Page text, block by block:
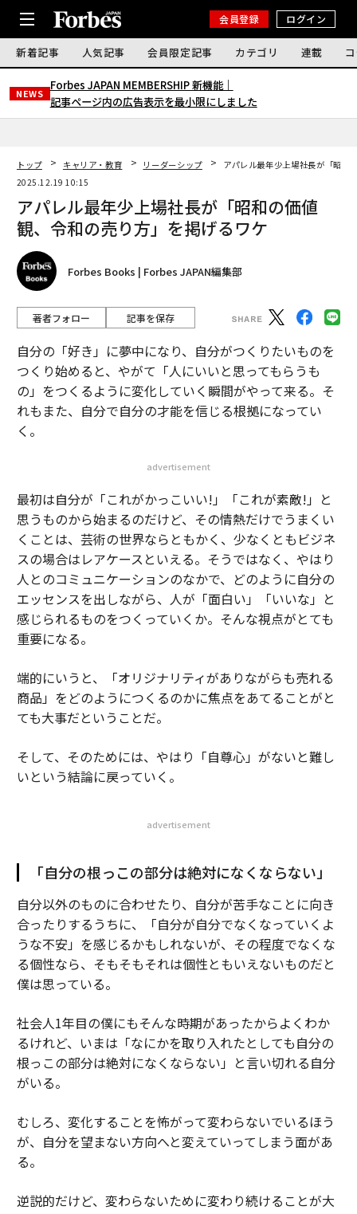
会員登録 ログイン
新着記事 人気記事 会員限定記事 カテゴリ 連載
NEWS
Forbes JAPAN MEMBERSHIP 新機能｜
記事ページ内の広告表示を最小限にしました
トップ キャリア・教育 リーダーシップ
アパレル最年少上場社長が「昭和
2025.12.19 10:15
アパレル最年少上場社長が「昭和の価値
観、令和の売り方」を掲げるワケ
Forbes Books | Forbes JAPAN編集部
著者フォロー 記事を保存
自分の「好き」に夢中になり、自分がつくりたいものを
つくり始めると、やがて「人にいいと思ってもらうも
の」をつくるように変化していく瞬間がやって来る。そ
れもまた、自分で自分の才能を信じる根拠になってい
く。
advertisement
最初は自分が「これがかっこいい!」「これが素敵!」と
思うものから始まるのだけど、その情熱だけでうまくい
くことは、芸術の世界ならともかく、少なくともビジネ
スの場合はレアケースといえる。そうではなく、やはり
人とのコミュニケーションのなかで、どのように自分の
エッセンスを出しながら、人が「面白い」「いいな」と
感じられるものをつくっていくか。そんな視点がとても
重要になる。
端的にいうと、「オリジナリティがありながらも売れる
商品」をどのようにつくるのかに焦点をあてることがと
ても大事だということだ。
そして、そのためには、やはり「自尊心」がないと難し
いという結論に戻っていく。
advertisement
「自分の根っこの部分は絶対になくならない」
自分以外のものに合わせたり、自分が苦手なことに向き
合ったりするうちに、「自分が自分でなくなっていくよ
うな不安」を感じるかもしれないが、その程度でなくな
る個性なら、そもそもそれは個性ともいえないものだと
僕は思っている。
社会人1年目の僕にもそんな時期があったからよくわか
るけれど、いまは「なにかを取り入れたとしても自分の
根っこの部分は絶対になくならない」と言い切れる自分
がいる。
むしろ、変化することを怖がって変わらないでいるほう
が、自分を望まない方向へと変えていってしまう面があ
る。
逆説的だけど、変わらないために変わり続けることが大